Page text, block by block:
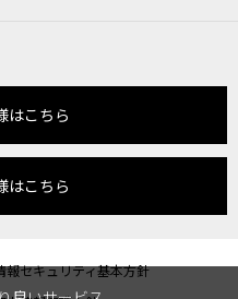
はこちら
はこちら
報セキュリティ基本方針